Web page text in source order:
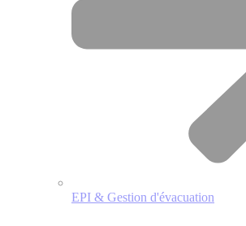
EPI & Gestion d'évacuation